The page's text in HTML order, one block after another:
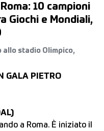
10 campioni
Giochi e Mondiali,
stadio Olimpico,
GALA PIETRO
a Roma. È iniziato il